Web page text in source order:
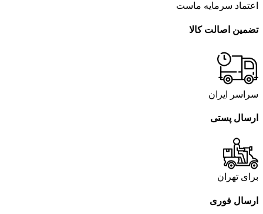
اعتماد سرمایه ماست
تضمین اصالت کالا
سراسر ایران
ارسال پستی
برای تهران
ارسال فوری